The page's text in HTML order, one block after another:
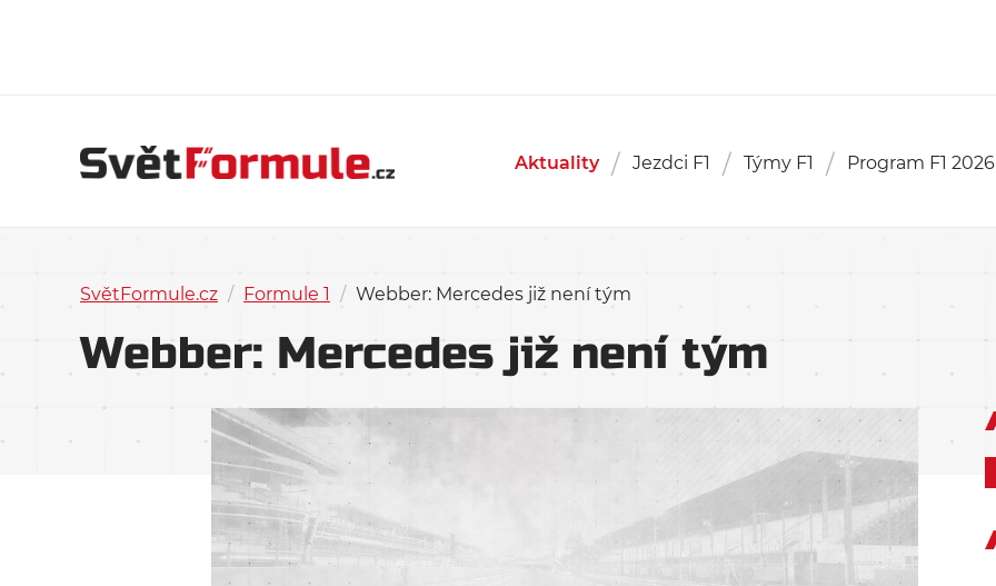
Aktuality Jezdci F1 Týmy F1 Program F1 2026
SvětFormule.cz / Formule 1 / Webber: Mercedes již není tým
Webber: Mercedes již není tým